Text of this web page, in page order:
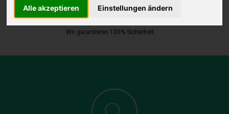
Alle akzeptieren Einstellungen ändern
Wir garantieren 100% Sicherheit.